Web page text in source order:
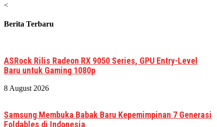
<
Berita Terbaru
ASRock Rilis Radeon RX 9050 Series, GPU Entry-Level
Baru untuk Gaming 1080p
8 August 2026
Samsung Membuka Babak Baru Kepemimpinan 7 Generasi
Foldables di Indonesia